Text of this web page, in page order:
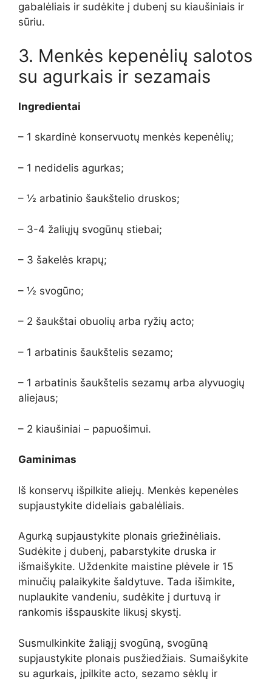
gabalėliais ir sudėkite į dubenį su kiaušiniais ir
sūriu.
3. Menkės kepenėlių salotos
su agurkais ir sezamais
Ingredientai
– 1 skardinė konservuotų menkės kepenėlių;
– 1 nedidelis agurkas;
– ½ arbatinio šaukštelio druskos;
– 3-4 žaliųjų svogūnų stiebai;
– 3 šakelės krapų;
– ½ svogūno;
– 2 šaukštai obuolių arba ryžių acto;
– 1 arbatinis šaukštelis sezamo;
– 1 arbatinis šaukštelis sezamų arba alyvuogių
aliejaus;
– 2 kiaušiniai – papuošimui.
Gaminimas
Iš konservų išpilkite aliejų. Menkės kepenėles
supjaustykite dideliais gabalėliais.
Agurką supjaustykite plonais griežinėliais.
Sudėkite į dubenį, pabarstykite druska ir
išmaišykite. Uždenkite maistine plėvele ir 15
minučių palaikykite šaldytuve. Tada išimkite,
nuplaukite vandeniu, sudėkite į durtuvą ir
rankomis išspauskite likusį skystį.
Susmulkinkite žaliąjį svogūną, svogūną
supjaustykite plonais pusžiedžiais. Sumaišykite
su agurkais, įpilkite acto, sezamo sėklų ir